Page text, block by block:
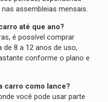
assembleias mensais.
até que ano?
é possível comprar
8 a 12 anos de uso,
conforme o plano e
carro como lance?
você pode usar parte